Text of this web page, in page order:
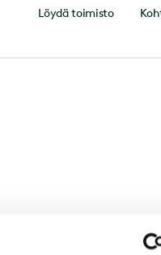
Löydä toimisto